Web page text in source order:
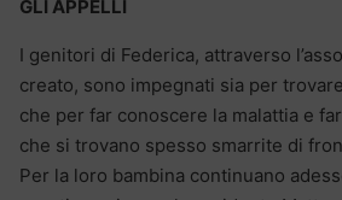
GLI APPELLI
I genitori di Federica, attraverso
creato, sono impegnati sia per
che per far conoscere la malattia e
che si trovano spesso smarrite di
Per la loro bambina continuano